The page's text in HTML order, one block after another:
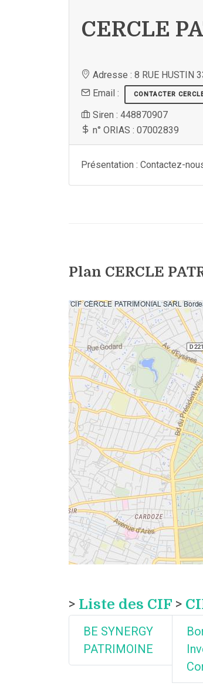
CERCLE
Adresse : 8 RUE HUSTIN
Email :
CONTACTER
Siren : 448870907
n° ORIAS : 07002839
Présentation : Contactez-
Plan CERCLE
> Liste des CIF >
BE SYNERGY
PATRIMOINE